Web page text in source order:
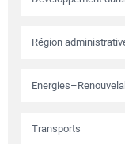
Région
Transports